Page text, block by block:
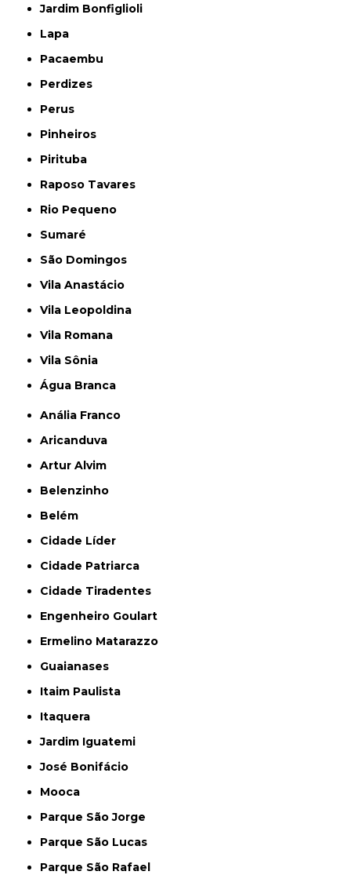
Jardim Bonfiglioli
Lapa
Pacaembu
Perdizes
Perus
Pinheiros
Pirituba
Raposo Tavares
Rio Pequeno
Sumaré
São Domingos
Vila Anastácio
Vila Leopoldina
Vila Romana
Vila Sônia
Água Branca
Anália Franco
Aricanduva
Artur Alvim
Belenzinho
Belém
Cidade Líder
Cidade Patriarca
Cidade Tiradentes
Engenheiro Goulart
Ermelino Matarazzo
Guaianases
Itaim Paulista
Itaquera
Jardim Iguatemi
José Bonifácio
Mooca
Parque São Jorge
Parque São Lucas
Parque São Rafael